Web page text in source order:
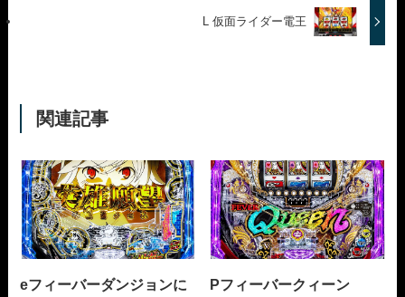
L 仮面ライダー電王
関連記事
eフィーバーダンジョンに Pフィーバークィーン